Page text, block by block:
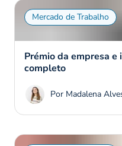
Mercado de Trabalho
Prémio da empresa e
completo
Por Madalena